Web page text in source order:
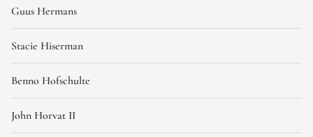
Guus Hermans
Stacie Hiserman
Benno Hofschulte
John Horvat II